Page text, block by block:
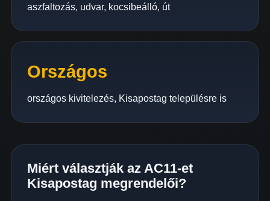
aszfaltozás, udvar, kocsibeálló, út
Országos
országos kivitelezés, Kisapostag településre is
Miért választják az AC11-et
Kisapostag megrendelői?